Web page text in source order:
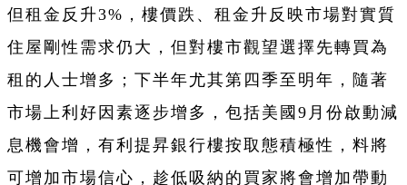
但租金反升3%，樓價跌、租金升反映市場對實質
住屋剛性需求仍大，但對樓市觀望選擇先轉買為
租的人士增多；下半年尤其第四季至明年，隨著
市場上利好因素逐步增多，包括美國9月份啟動減
息機會增，有利提昇銀行樓按取態積極性，料將
可增加市場信心，趁低吸納的買家將會增加帶動